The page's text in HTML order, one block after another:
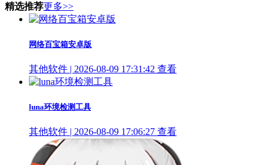
精选推荐更多>>
网络百宝箱安卓版
其他软件 | 2026-08-09 17:31:42 查看
luna环境检测工具
其他软件 | 2026-08-09 17:06:27 查看